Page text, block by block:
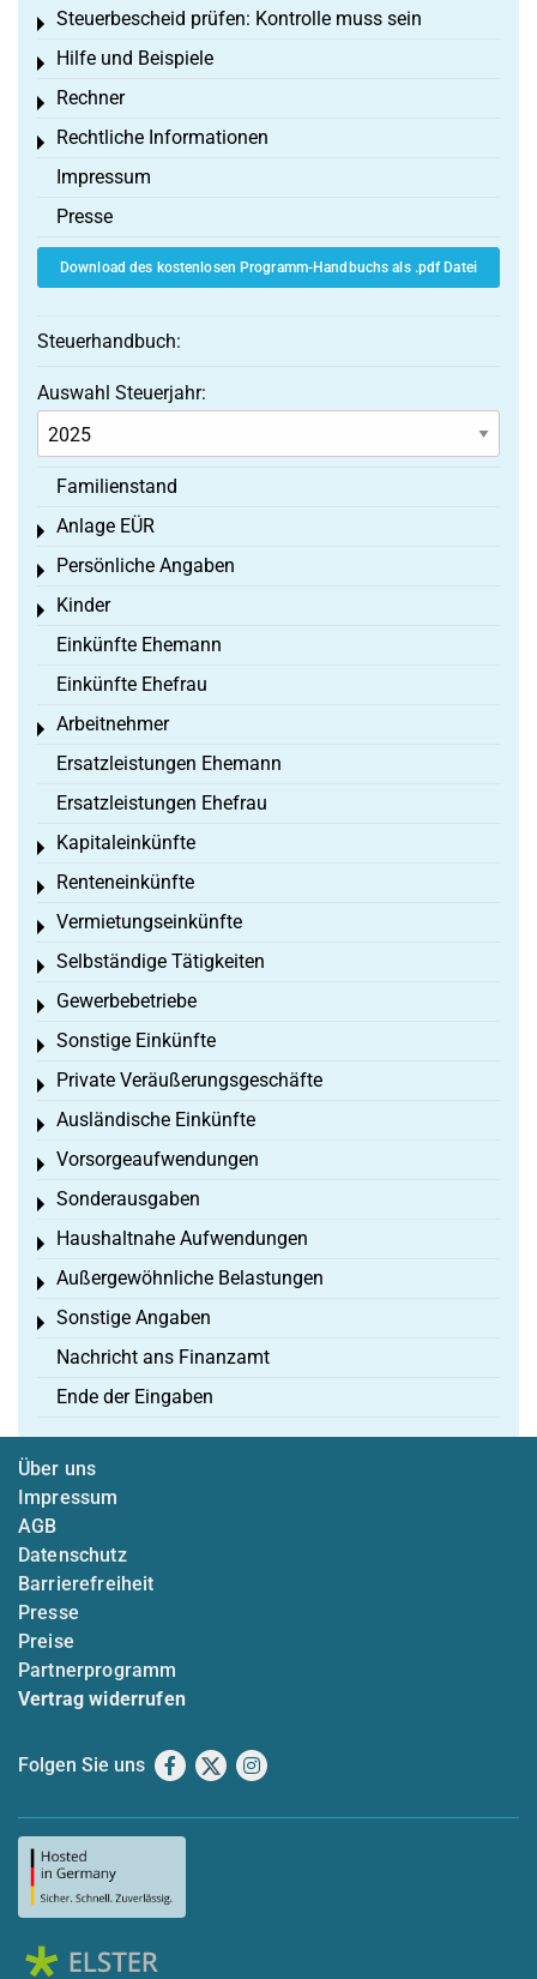
Steuerbescheid prüfen: Kontrolle muss sein
Toggle menu
Hilfe und Beispiele
Toggle menu
Rechner
Toggle menu
Rechtliche Informationen
Toggle menu
Impressum
Presse
Download des kostenlosen Programm-Handbuchs als .pdf Datei
Steuerhandbuch:
Auswahl Steuerjahr:
Familienstand
Anlage EÜR
Toggle menu
Persönliche Angaben
Toggle menu
Kinder
Toggle menu
Einkünfte Ehemann
Einkünfte Ehefrau
Arbeitnehmer
Toggle menu
Ersatzleistungen Ehemann
Ersatzleistungen Ehefrau
Kapitaleinkünfte
Toggle menu
Renteneinkünfte
Toggle menu
Vermietungseinkünfte
Toggle menu
Selbständige Tätigkeiten
Toggle menu
Gewerbebetriebe
Toggle menu
Sonstige Einkünfte
Toggle menu
Private Veräußerungsgeschäfte
Toggle menu
Ausländische Einkünfte
Toggle menu
Vorsorgeaufwendungen
Toggle menu
Sonderausgaben
Toggle menu
Haushaltnahe Aufwendungen
Toggle menu
Außergewöhnliche Belastungen
Toggle menu
Sonstige Angaben
Toggle menu
Nachricht ans Finanzamt
Ende der Eingaben
Über uns
Impressum
AGB
Datenschutz
Barrierefreiheit
Presse
Preise
Partnerprogramm
Vertrag widerrufen
Folgen Sie uns Facebook
X Instagram